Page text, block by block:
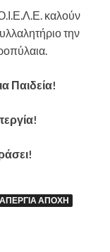
καλούν
την
Παιδεία!
ΑΠΕΡΓΙΑ ΑΠΟΧΗ